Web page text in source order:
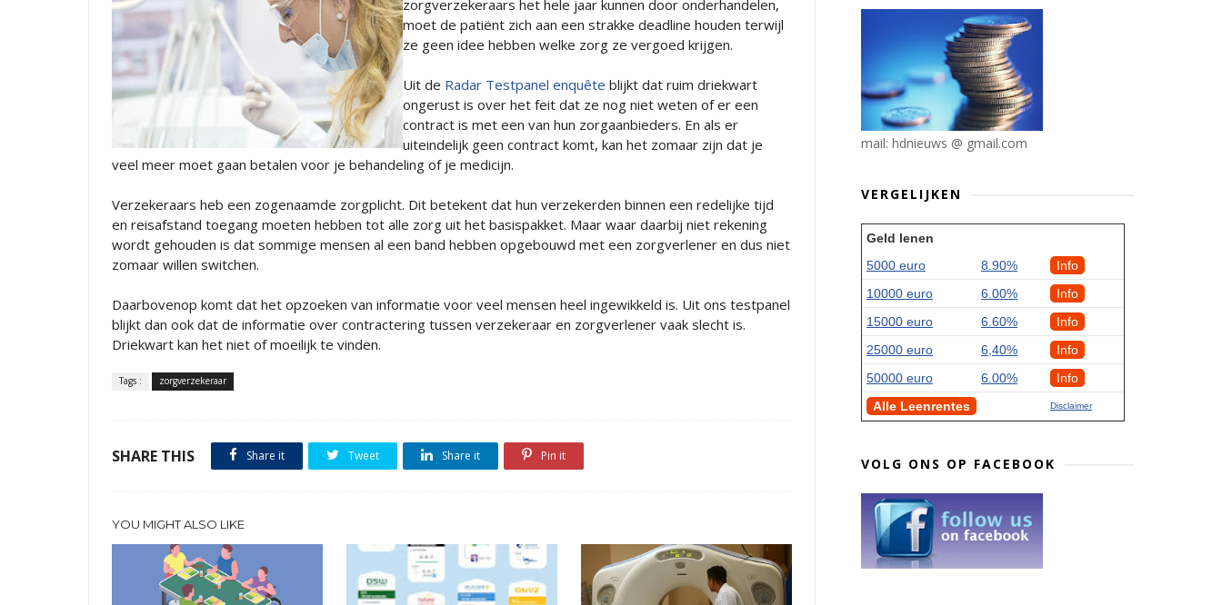
zorgverzekeraars het hele jaar kunnen door onderhandelen,
moet de patiënt zich aan een strakke deadline houden terwijl
ze geen idee hebben welke zorg ze vergoed krijgen.
Uit de Radar Testpanel enquête blijkt dat ruim driekwart
ongerust is over het feit dat ze nog niet weten of er een
contract is met een van hun zorgaanbieders. En als er
uiteindelijk geen contract komt, kan het zomaar zijn dat je
veel meer moet gaan betalen voor je behandeling of je medicijn.
Verzekeraars heb een zogenaamde zorgplicht. Dit betekent dat hun verzekerden binnen een redelijke tijd
en reisafstand toegang moeten hebben tot alle zorg uit het basispakket. Maar waar daarbij niet rekening
wordt gehouden is dat sommige mensen al een band hebben opgebouwd met een zorgverlener en dus niet
zomaar willen switchen.
Daarbovenop komt dat het opzoeken van informatie voor veel mensen heel ingewikkeld is. Uit ons testpanel
blijkt dan ook dat de informatie over contractering tussen verzekeraar en zorgverlener vaak slecht is.
Driekwart kan het niet of moeilijk te vinden.
Tags : zorgverzekeraar
SHARE THIS Share it Tweet Share it Pin it
YOU MIGHT ALSO LIKE
mail: hdnieuws @ gmail.com
VERGELIJKEN
Geld lenen
5000 euro
8.90%
Info
10000 euro
6.00%
Info
15000 euro
6.60%
Info
25000 euro
6,40%
Info
50000 euro
6.00%
Info
Alle Leenrentes
Disclaimer
VOLG ONS OP FACEBOOK